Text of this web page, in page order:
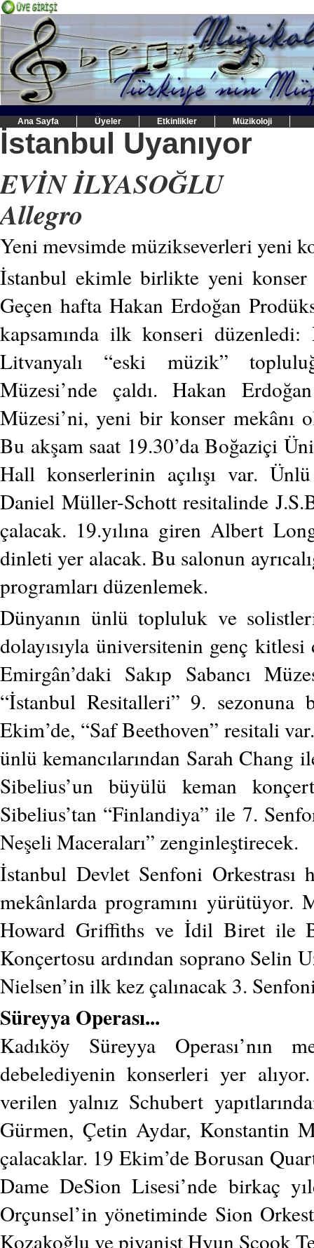
Ana Sayfa Üyeler Etkinlikler Müzikoloji
İstanbul Uyanıyor
EVİN İLYASOĞLU
Allegro
Yeni mevsimde müzikseverleri yeni
İstanbul ekimle birlikte yeni konser
Geçen hafta Hakan Erdoğan
kapsamında ilk konseri düzenledi:
Litvanyalı “eski müzik”
Müzesi’nde çaldı. Hakan
Müzesi’ni, yeni bir konser mekânı
Bu akşam saat 19.30’da Boğaziçi
Hall konserlerinin açılışı var.
Daniel Müller-Schott resitalinde
çalacak. 19.yılına giren Albert
dinleti yer alacak. Bu salonun
programları düzenlemek.
Dünyanın ünlü topluluk ve
dolayısıyla üniversitenin genç
Emirgân’daki Sakıp Sabancı
“İstanbul Resitalleri” 9. sezonuna
Ekim’de, “Saf Beethoven” resitali
ünlü kemancılarından Sarah Chang
Sibelius’un büyülü keman
Sibelius’tan “Finlandiya” ile 7.
Neşeli Maceraları” zenginleştirecek.
İstanbul Devlet Senfoni
mekânlarda programını yürütüyor.
Howard Griffiths ve İdil Biret ile
Konçertosu ardından soprano Selin
Nielsen’in ilk kez çalınacak 3.
Süreyya Operası...
Kadıköy Süreyya Operası’nın
debelediyenin konserleri yer
verilen yalnız Schubert
Gürmen, Çetin Aydar, Konstantin
çalacaklar. 19 Ekim’de Borusan
Dame DeSion Lisesi’nde birkaç
Orçunsel’in yönetiminde Sion
Kozakoğlu ve piyanist Hyun Scook